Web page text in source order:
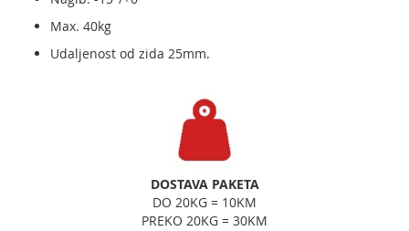
Max. 40kg
Udaljenost od zida 25mm.
DOSTAVA PAKETA
DO 20KG = 10KM
PREKO 20KG = 30KM